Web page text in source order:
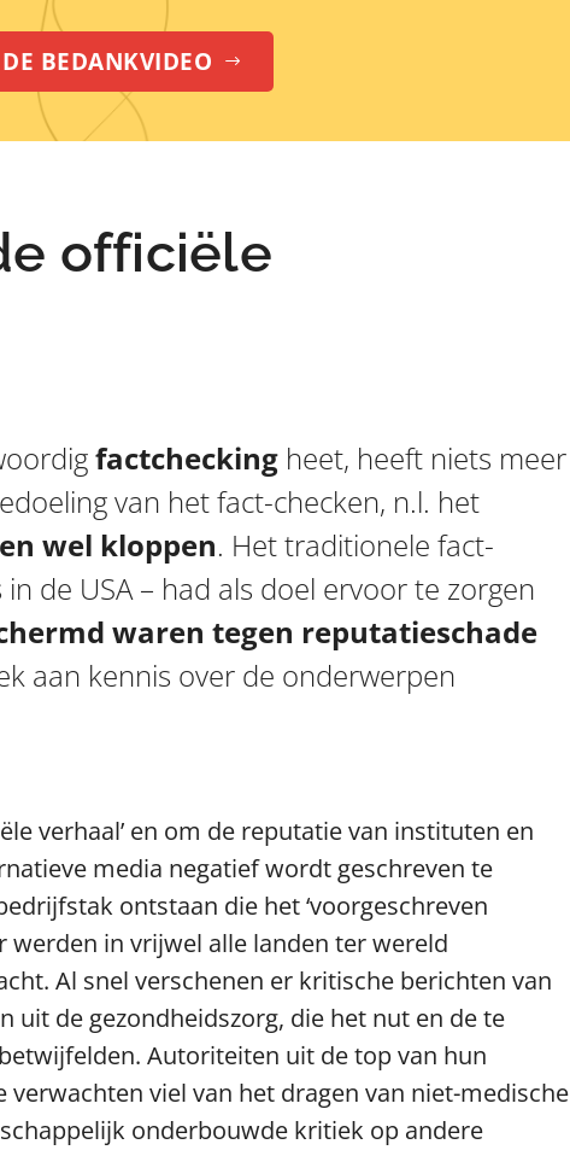
BEDANKVIDEO $
officiële
factchecking heet, heeft niets meer
van het fact-checken, n.l. het
wel kloppen. Het traditionele fact-
de USA – had als doel ervoor te zorgen
waren tegen reputatieschade
aan kennis over de onderwerpen
verhaal’ en om de reputatie van instituten en
media negatief wordt geschreven te
ontstaan die het ‘voorgeschreven
werden in vrijwel alle landen ter wereld
Al snel verschenen er kritische berichten van
uit de gezondheidszorg, die het nut en de te
Autoriteiten uit de top van hun
viel van het dragen van niet-medische
onderbouwde kritiek op andere